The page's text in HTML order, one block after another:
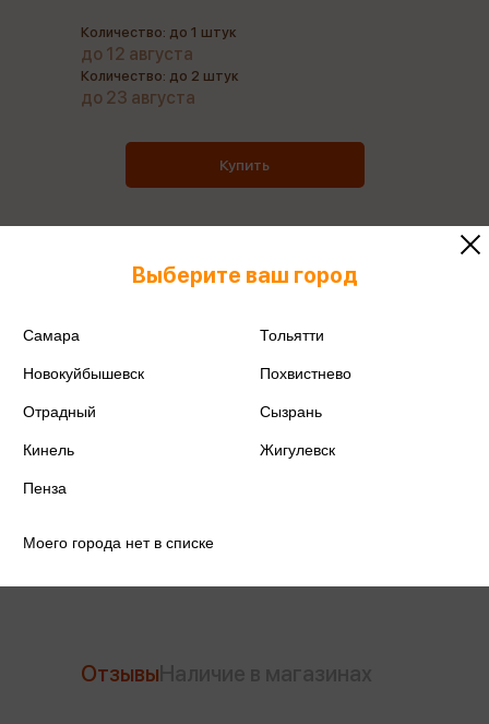
Количество: до 1 штук
до 12 августа
Количество: до 2 штук
до 23 августа
Купить
Все товары производителя
Отзывы
Выберите ваш город
Самара Тольятти
Новокуйбышевск Похвистнево
Отрадный Сызрань
Кинель Жигулевск
Пенза
Моего города нет в списке